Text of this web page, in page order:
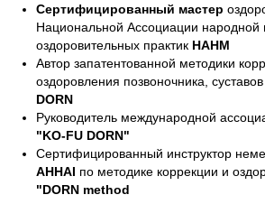
Сертифицированный мастер
Национальной Ассоциации
оздоровительных практик НАНМ
Автор запатентованной методики
оздоровления позвоночника,
DORN
Руководитель международной
"KO-FU DORN"
Сертифицированный инструктор
AHHAI по методике коррекции и
"DORN method